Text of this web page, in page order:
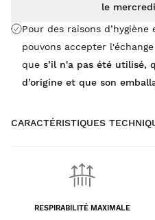
Pour des raisons
pouvons accepter
que s’il n'a pas été utilisé,
d’origine et que son
le
CARACTÉRISTIQUES
RESPIRABILITÉ MAXIMALE